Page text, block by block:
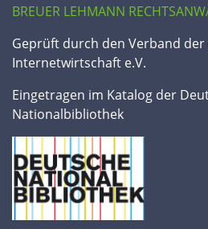
BREUER LEHMANN
Geprüft durch den Verband
Internetwirtschaft e.V.
Eingetragen im Katalog der
Nationalbibliothek